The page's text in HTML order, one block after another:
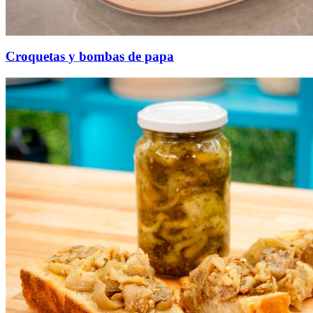
Croquetas y bombas de papa